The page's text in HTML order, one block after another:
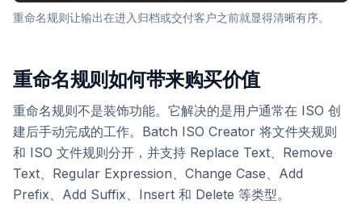
重命名规则让输出在进入归档或交付客户之前就显得清晰有序。
重命名规则如何带来购买价值
重命名规则不是装饰功能。它解决的是用户通常在 ISO 创
建后手动完成的工作。Batch ISO Creator 将文件夹规则
和 ISO 文件规则分开，并支持 Replace Text、Remove
Text、Regular Expression、Change Case、Add
Prefix、Add Suffix、Insert 和 Delete 等类型。